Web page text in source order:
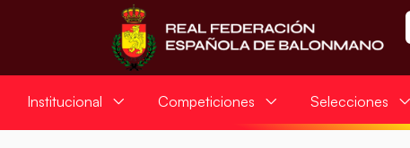
Institucional Competiciones Selecciones